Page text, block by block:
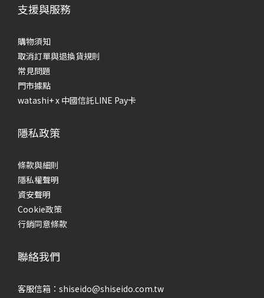
支援與服務
購物須知
取消訂單與退換貨規則
常見問題
門市據點
watashi+ x 中國信託LINE Pay卡
隱私政策
條款與細則
隱私權聲明
資安聲明
Cookie政策
行銷同意條款
聯絡我們
客服信箱：shiseido@shiseido.com.tw